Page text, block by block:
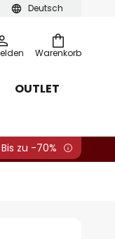
Deutsch
Warenkorb
OUTLET
Bis zu -70%